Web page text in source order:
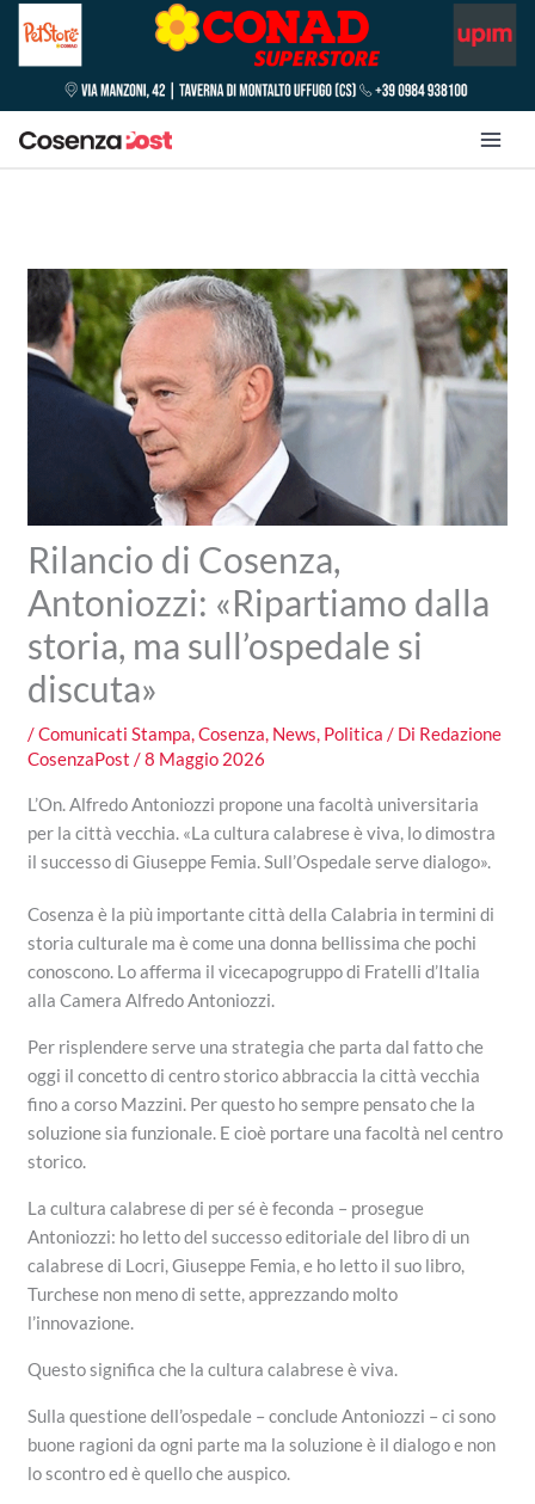
Rilancio di Cosenza,
Antoniozzi: «Ripartiamo dalla
storia, ma sull’ospedale si
discuta»
/Comunicati Stampa ,Cosenza News Politica / Di Redazione
CosenzaPost /8 Maggio 2026
L’On. Alfredo Antoniozzi propone una facoltà universitaria
per la città vecchia. «La cultura calabrese è viva, lo dimostra
il successo di Giuseppe Femia. Sull’Ospedale serve dialogo».
Cosenza è la più importante città della Calabria in termini di
storia culturale ma è come una donna bellissima che pochi
conoscono. Lo afferma il vicecapogruppo di Fratelli d’Italia
alla Camera Alfredo Antoniozzi.
Per risplendere serve una strategia che parta dal fatto che
oggi il concetto di centro storico abbraccia la città vecchia
fino a corso Mazzini. Per questo ho sempre pensato che la
soluzione sia funzionale. E cioè portare una facoltà nel centro
storico.
La cultura calabrese di per sé è feconda – prosegue
Antoniozzi: ho letto del successo editoriale del libro di un
calabrese di Locri, Giuseppe Femia, e ho letto il suo libro,
Turchese non meno di sette, apprezzando molto
l’innovazione.
Questo significa che la cultura calabrese è viva.
Sulla questione dell’ospedale – conclude Antoniozzi – ci sono
buone ragioni da ogni parte ma la soluzione è il dialogo e non
lo scontro ed è quello che auspico.